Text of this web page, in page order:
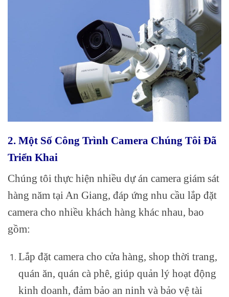
2. Một Số Công Trình Camera Chúng Tôi Đã
Triển Khai
Chúng tôi thực hiện nhiều dự án camera giám sát
hàng năm tại An Giang, đáp ứng nhu cầu lắp đặt
camera cho nhiều khách hàng khác nhau, bao
gồm:
Lắp đặt camera cho cửa hàng, shop thời trang,
quán ăn, quán cà phê, giúp quản lý hoạt động
kinh doanh, đảm bảo an ninh và bảo vệ tài